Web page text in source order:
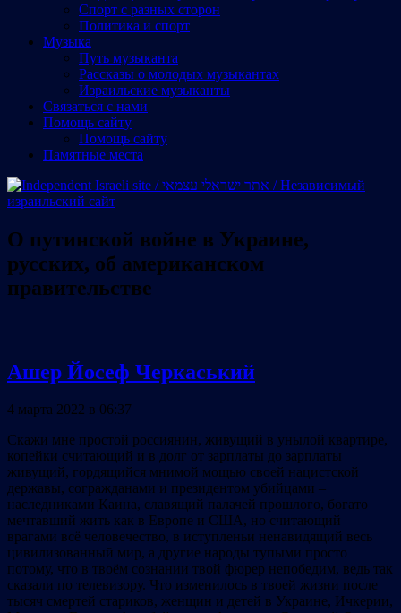
Спорт с разных сторон
Политика и спорт
Музыка
Путь музыканта
Рассказы о молодых музыкантах
Израильские музыканты
Cвязаться с нами
Помощь сайту
Помощь сайту
Памятные места
О путинской войне в Украине,
русских, об американском
правительстве
Ашер Йосеф Черкаський
4 марта 2022 в 06:37
Скажи мне простой россиянин, живущий в унылой квартире,
копейки считающий и в долг от зарплаты до зарплаты
живущий, гордящийся мнимой мощью своей нацистской
державы, согражданами и президентом убийцами –
наследниками Каина, славящий палачей прошлого, богато
мечтавший жить как в Европе и США, но считающий
врагами всё человечество, в иступленьи ненавидящий весь
цивилизованный мир, а другие народы тупыми просто
потому, что в твоём сознании твой фюрер непобедим, ведь так
сказали по телевизору. Что изменилось в твоей жизни после
тысяч смертей стариков, женщин и детей в Украине, Ичкерии,